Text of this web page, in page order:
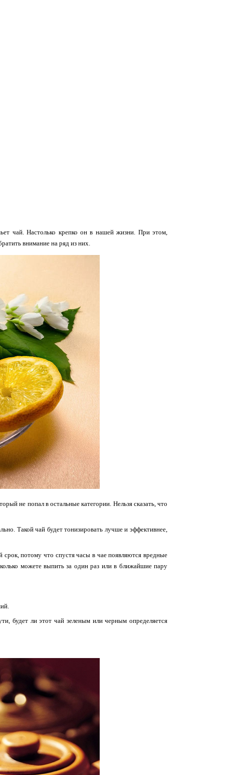
чай. Настолько крепко он в нашей жизни. При этом,
внимание на ряд из них.
не попал в остальные категории. Нельзя сказать, что
Такой чай будет тонизировать лучше и эффективнее,
срок, потому что спустя часы в чае появляются вредные
можете выпить за один раз или в ближайшие пару
будет ли этот чай зеленым или черным определяется